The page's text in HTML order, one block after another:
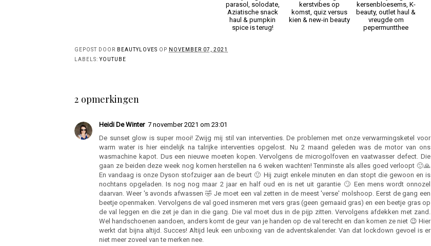
parasol, solodate,
Aziatische snack
haul & pumpkin
spice is terug!
kerstvibes op
komst, quiz versus
kien & new-in beauty
kersenbloesems, K-
beauty, outlet haul &
vreugde om
pepermuntthee
GEPOST DOOR BEAUTYLOVES OP NOVEMBER 07, 2021
LABELS:YOUTUBE
2 opmerkingen
Heidi De Winter 7 november 2021 om 23:01
De sunset glow is super mooi! Zwijg mij stil van interventies. De problemen met onze verwarmingsketel voor
warm water is hier eindelijk na talrijke interventies opgelost. Nu 2 maand geleden was de motor van ons
wasmachine kapot. Dus een nieuwe moeten kopen. Vervolgens de microgolfoven en vaatwasser defect. Die
gaan ze beiden deze week nog komen herstellen na 6 weken wachten! Tenminste als alles goed verloopt 🙂🙏
En vandaag is onze Dyson stofzuiger aan de beurt 🙂 Hij zuigt enkele minuten en dan stopt die gewoon en is
nochtans opgeladen. Is nog nog maar 2 jaar en half oud en is net uit garantie 🙄 Een mens wordt onnozel
daarvan. Weer 's avonds afwassen 🤣 Je moet een val zetten in de meest 'verse' molshoop. Eerst de gang een
beetje openmaken. Vervolgens de val goed insmeren met vers gras (geen gemaaid gras) en een beetje gras op
de val leggen en die zet je dan in die gang. Die val moet dus in de pijp zitten. Vervolgens afdekken met zand.
Wel handschoenen aandoen, anders komt de geur van je handen op de val terecht en dan komen ze niet 😉 Hier
werkt dat bijna altijd. Succes! Altijd leuk een unboxing van de adventskalender. Van dat lockdown gevoel is er
niet meer zoveel van te merken nee.